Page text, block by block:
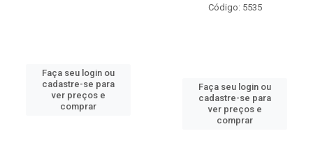
Faça seu login ou
cadastre-se para
ver preços e
comprar
Código: 5535
Faça seu login ou
cadastre-se para
ver preços e
comprar